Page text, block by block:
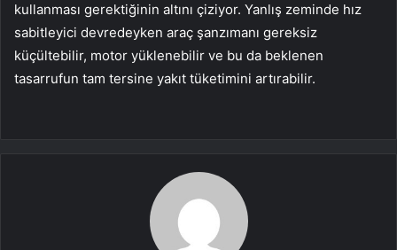
kullanması gerektiğinin altını çiziyor. Yanlış zeminde hız
sabitleyici devredeyken araç şanzımanı gereksiz
küçültebilir, motor yüklenebilir ve bu da beklenen
tasarrufun tam tersine yakıt tüketimini artırabilir.